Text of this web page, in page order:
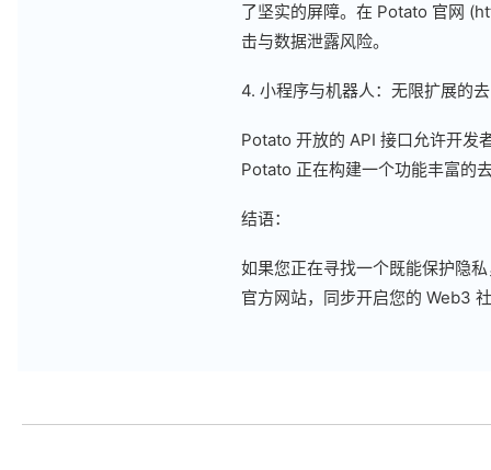
了坚实的屏障。在 Potato 官网
击与数据泄露风险。
4. 小程序与机器人：无限扩展的
Potato 开放的 API 接口允许开发
Potato 正在构建一个功能丰富的
结语：
如果您正在寻找一个既能保护隐
官方网站，同步开启您的 Web3